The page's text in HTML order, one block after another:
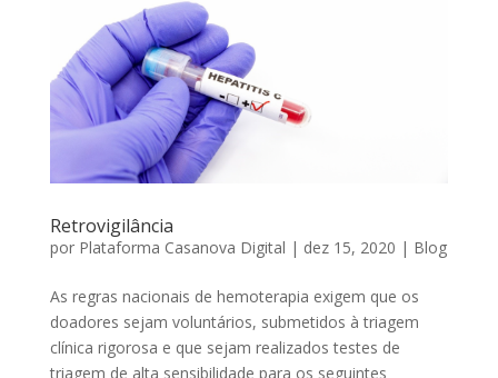
Retrovigilância
por Plataforma Casanova Digital | dez 15, 2020 | Blog
As regras nacionais de hemoterapia exigem que os
doadores sejam voluntários, submetidos à triagem
clínica rigorosa e que sejam realizados testes de
triagem de alta sensibilidade para os seguintes